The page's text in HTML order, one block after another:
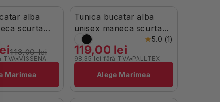
alba
scurta
Alma
113,00 lei
TVA MISSENA
Marimea
În Stoc
Tunica bucatar alba
unisex maneca scurta
bumbac 200gr Koto5.0 (1)
119,00 lei
98,35 lei fără TVA
Brand: PALLTEX
Alege Marimea